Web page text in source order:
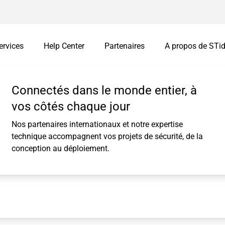
Vos challenges Interfaces
Easy secure
Remote Secure
Easy Remote
Customisation
Identifiants personnalisés
Customisation de lecteurs
Help Center Partenaires
Connectés dans le monde entier, à
vos côtés chaque jour
Nos partenaires internationaux et notre expertise
technique accompagnent vos projets de sécurité, de la
conception au déploiement.
A propos de STid